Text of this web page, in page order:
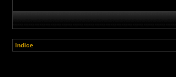
Indice